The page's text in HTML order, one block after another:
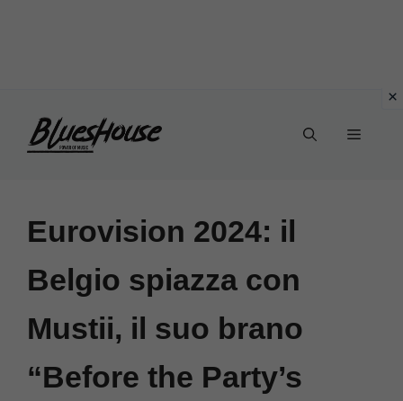
Menu
Eurovision 2024: il
Belgio spiazza con
Mustii, il suo brano
“Before the Party’s